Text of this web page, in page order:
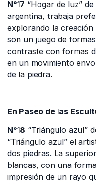
N°17 “Hogar de luz”
argentina, trabaja
explorando la
son un juego de
contraste con formas
en un movimiento
de la piedra.
En Paseo de las
N°18 “Triángulo azul”
“Triángulo azul” el
dos piedras. La
blancas, con una
impresión de un rayo